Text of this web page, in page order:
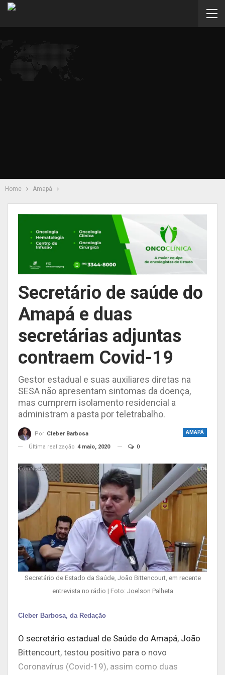
Home Amapá
Secretário de saúde do
Amapá e duas
secretárias adjuntas
contraem Covid-19
Gestor estadual e suas auxiliares diretas na
SESA não apresentam sintomas da doença,
mas cumprem isolamento residencial a
administram a pasta por teletrabalho.
AMAPÁ
Por Cleber Barbosa
Última realização 4 maio, 2020 0
Secretário de Estado da Saúde, João Bittencourt, em recente
entrevista no rádio | Foto: Joelson Palheta
Cleber Barbosa, da Redação
O secretário estadual de Saúde do Amapá, João
Bittencourt, testou positivo para o novo
Coronavírus (Covid-19), assim como duas